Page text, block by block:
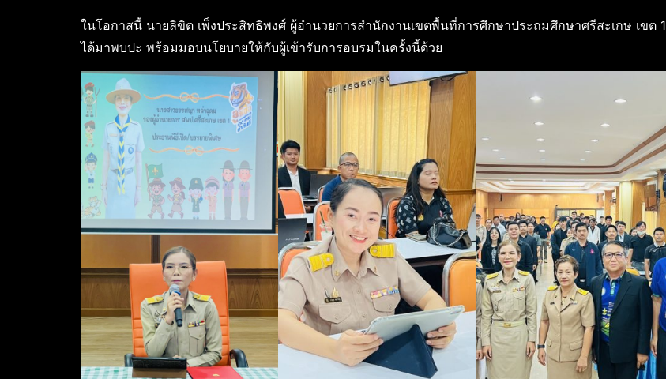
ในโอกาสนี้ นายลิขิต เพ็งประสิทธิพงศ์ ผู้อำนวยการสำนักงานเขตพื้นที่การศึกษาประถมศึกษาศรีสะเกษ เขต 1
ได้มาพบปะ พร้อมมอบนโยบายให้กับผู้เข้ารับการอบรมในครั้งนี้ด้วย